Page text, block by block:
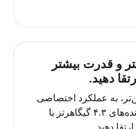
و قدرت بیشتر
به عملکرد اختصاصی
ماشین مجازی با پردازنده‌های ۴.۳ گیگاهرتز با
دهید.